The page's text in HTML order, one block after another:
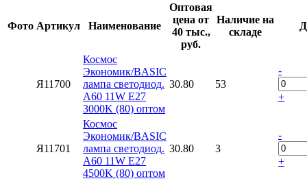
Фото Артикул Наименование
Оптовая
цена от
40 тыс.,
руб.
Наличие на
складе
Я11700
Космос
Экономик/BASIC
лампа светодиод.
А60 11W Е27
3000K (80) оптом
30.80 53
-
+
Я11701
Космос
Экономик/BASIC
лампа светодиод.
А60 11W Е27
4500K (80) оптом
30.80 3
-
+